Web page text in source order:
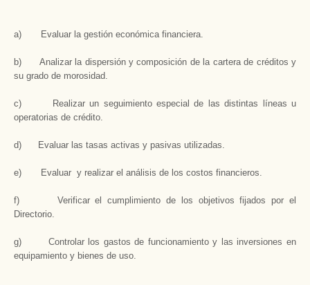
a) Evaluar la gestión económica financiera.
b) Analizar la dispersión y composición de la cartera de créditos y
su grado de morosidad.
c) Realizar un seguimiento especial de las distintas líneas u
operatorias de crédito.
d) Evaluar las tasas activas y pasivas utilizadas.
e) Evaluar y realizar el análisis de los costos financieros.
f) Verificar el cumplimiento de los objetivos fijados por el
Directorio.
g) Controlar los gastos de funcionamiento y las inversiones en
equipamiento y bienes de uso.